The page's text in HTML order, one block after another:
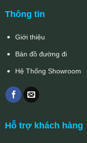
Thông tin
Giới thiệu
Bản đồ đường đi
Hệ Thống Showroom
Hỗ trợ khách hàng